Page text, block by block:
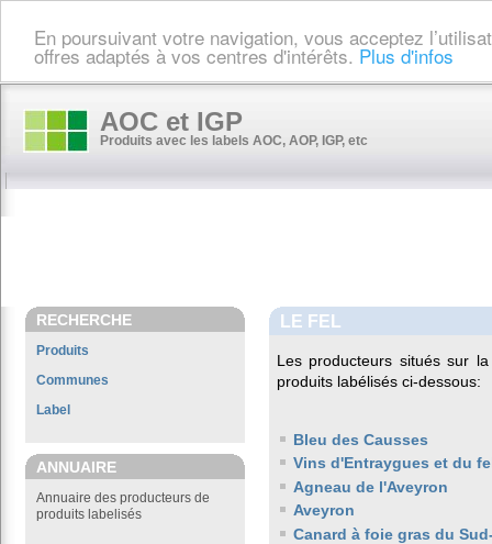
En poursuivant votre navigation, vous acceptez
offres adaptés à vos centres d'intérêts. Plus d'infos
AOC et IGP
Produits avec les labels AOC, AOP, IGP, etc
RECHERCHE
Produits
Communes
Label
ANNUAIRE
Annuaire des producteurs de
produits labelisés
LE FEL
Les producteurs situés sur
produits labélisés ci-dessous:
Bleu des Causses
Vins d'Entraygues et du
Agneau de l'Aveyron
Aveyron
Canard à foie gras du